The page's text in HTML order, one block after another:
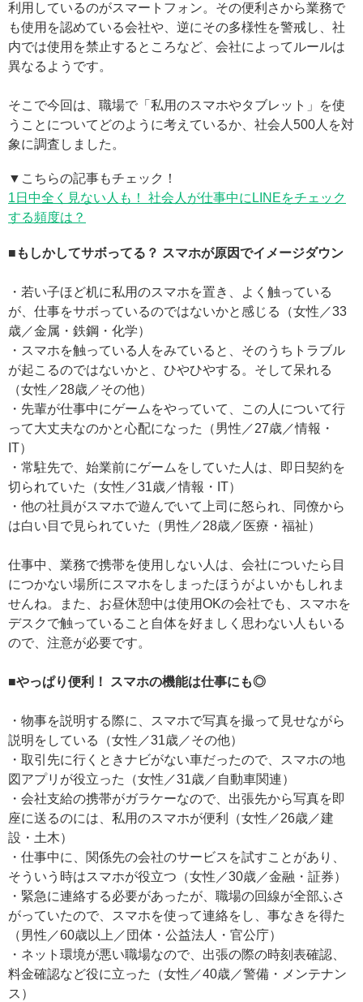
利用しているのがスマートフォン。その便利さから業務で
も使用を認めている会社や、逆にその多様性を警戒し、社
内では使用を禁止するところなど、会社によってルールは
異なるようです。
そこで今回は、職場で「私用のスマホやタブレット」を使
うことについてどのように考えているか、社会人500人を対
象に調査しました。
▼こちらの記事もチェック！
1日中全く見ない人も！ 社会人が仕事中にLINEをチェック
する頻度は？
■もしかしてサボってる？ スマホが原因でイメージダウン
・若い子ほど机に私用のスマホを置き、よく触っている
が、仕事をサボっているのではないかと感じる（女性／33
歳／金属・鉄鋼・化学）
・スマホを触っている人をみていると、そのうちトラブル
が起こるのではないかと、ひやひやする。そして呆れる
（女性／28歳／その他）
・先輩が仕事中にゲームをやっていて、この人について行
って大丈夫なのかと心配になった（男性／27歳／情報・
IT）
・常駐先で、始業前にゲームをしていた人は、即日契約を
切られていた（女性／31歳／情報・IT）
・他の社員がスマホで遊んでいて上司に怒られ、同僚から
は白い目で見られていた（男性／28歳／医療・福祉）
仕事中、業務で携帯を使用しない人は、会社についたら目
につかない場所にスマホをしまったほうがよいかもしれま
せんね。また、お昼休憩中は使用OKの会社でも、スマホを
デスクで触っていること自体を好ましく思わない人もいる
ので、注意が必要です。
■やっぱり便利！ スマホの機能は仕事にも◎
・物事を説明する際に、スマホで写真を撮って見せながら
説明をしている（女性／31歳／その他）
・取引先に行くときナビがない車だったので、スマホの地
図アプリが役立った（女性／31歳／自動車関連）
・会社支給の携帯がガラケーなので、出張先から写真を即
座に送るのには、私用のスマホが便利（女性／26歳／建
設・土木）
・仕事中に、関係先の会社のサービスを試すことがあり、
そういう時はスマホが役立つ（女性／30歳／金融・証券）
・緊急に連絡する必要があったが、職場の回線が全部ふさ
がっていたので、スマホを使って連絡をし、事なきを得た
（男性／60歳以上／団体・公益法人・官公庁）
・ネット環境が悪い職場なので、出張の際の時刻表確認、
料金確認など役に立った（女性／40歳／警備・メンテナン
ス）